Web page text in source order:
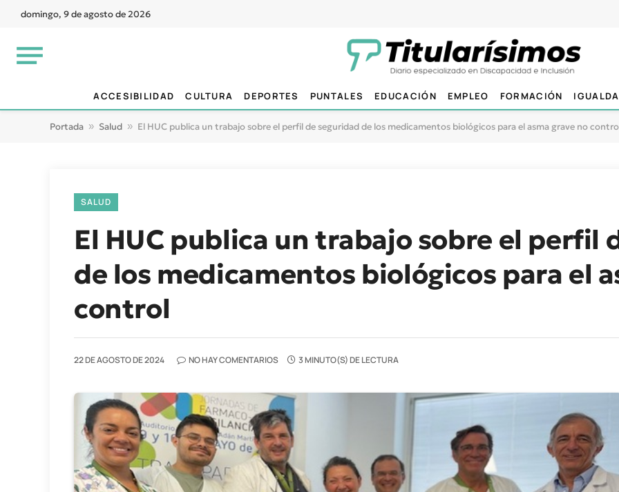
domingo, 9 de agosto de 2026
ACCESIBILIDAD CULTURA DEPORTES PUNTALES EDUCACIÓN EMPLEO FORMACIÓN
Portada » Salud » El HUC publica un trabajo sobre el perfil de seguridad de los medicamentos biológicos para el asma grave no
SALUD
El HUC publica un trabajo sobre el perfil
de los medicamentos biológicos para el
control
22 DE AGOSTO DE 2024 NO HAY COMENTARIOS 3 MINUTO(S) DE LECTURA